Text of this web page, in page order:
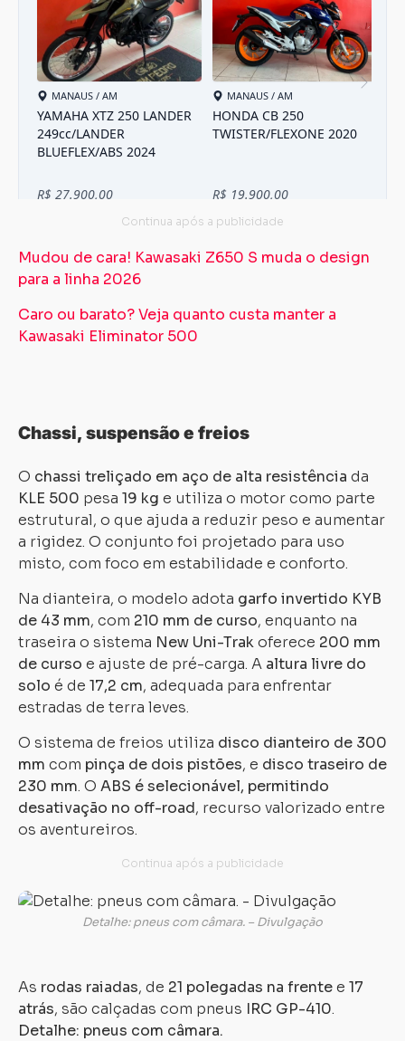
Mudou de cara! Kawasaki Z650 S muda o design
para a linha 2026
Caro ou barato? Veja quanto custa manter a
Kawasaki Eliminator 500
Chassi, suspensão e freios
O chassi treliçado em aço de alta resistência da
KLE 500 pesa 19 kg e utiliza o motor como parte
estrutural, o que ajuda a reduzir peso e aumentar
a rigidez. O conjunto foi projetado para uso
misto, com foco em estabilidade e conforto.
Na dianteira, o modelo adota garfo invertido KYB
de 43 mm, com 210 mm de curso, enquanto na
traseira o sistema New Uni-Trakoferece 200 mm
de curso e ajuste de pré-carga. A altura livre do
solo é de 17,2 cm, adequada para enfrentar
estradas de terra leves.
O sistema de freios utiliza disco dianteiro de 300
mm com pinça de dois pistões, e disco traseiro de
230 mm. O ABS é selecionável, permitindo
desativação no off-road, recurso valorizado entre
os aventureiros.
Detalhe: pneus com câmara. – Divulgação
As rodas raiadas, de 21 polegadas na frentee 17
atrás, são calçadas com pneus IRC GP-410.
Detalhe: pneus com câmara.